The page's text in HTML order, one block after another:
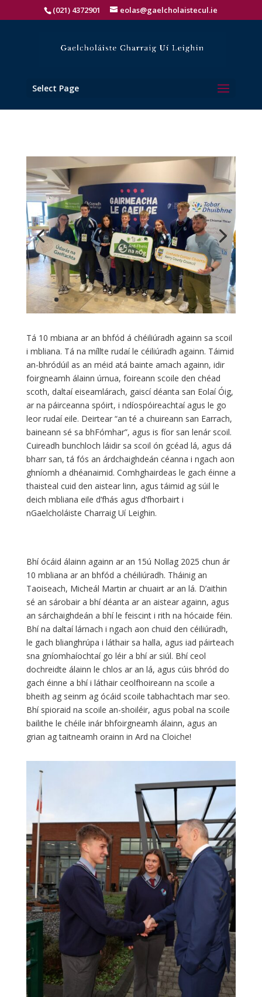
(021) 4372901 eolas@gaelcholaistecul.ie
Select Page
Tá 10 mbiana ar an bhfód á chéiliúradh againn sa scoil
i mbliana. Tá na míllte rudaí le céiliúradh againn. Táimid
an-bhródúil as an méid atá bainte amach againn, idir
foirgneamh álainn úrnua, foireann scoile den chéad
scoth, daltaí eiseamlárach, gaiscí déanta san Eolaí Óig,
ar na páirceanna spóirt, i ndíospóireachtaí agus le go
leor rudaí eile. Deirtear “an té a chuireann san Earrach,
baineann sé sa bhFómhar”, agus is fíor san lenár scoil.
Cuireadh bunchloch láidir sa scoil ón gcéad lá, agus dá
bharr san, tá fós an árdchaighdeán céanna i ngach aon
ghníomh a dhéanaimid. Comhghairdeas le gach éinne a
thaisteal cuid den aistear linn, agus táimid ag súil le
deich mbliana eile d’fhás agus d’fhorbairt i
nGaelcholáiste Charraig Uí Leighin.
Bhí ócáid álainn againn ar an 15ú Nollag 2025 chun ár
10 mbliana ar an bhfód a chéiliúradh. Tháinig an
Taoiseach, Micheál Martin ar chuairt ar an lá. D’aithin
sé an sárobair a bhí déanta ar an aistear againn, agus
an sárchaighdeán a bhí le feiscint i rith na hócaide féin.
Bhí na daltaí lárnach i ngach aon chuid den céiliúradh,
le gach blianghrúpa i láthair sa halla, agus iad páirteach
sna gníomhaíochtaí go léir a bhí ar siúl. Bhí ceol
dochreidte álainn le chlos ar an lá, agus cúis bhród do
gach éinne a bhí i láthair ceolfhoireann na scoile a
bheith ag seinm ag ócáid scoile tabhachtach mar seo.
Bhí spioraid na scoile an-shoiléir, agus pobal na scoile
bailithe le chéile inár bhfoirgneamh álainn, agus an
grian ag taitneamh orainn in Ard na Cloiche!